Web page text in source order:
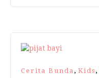
Cerita Bunda , Kids ,